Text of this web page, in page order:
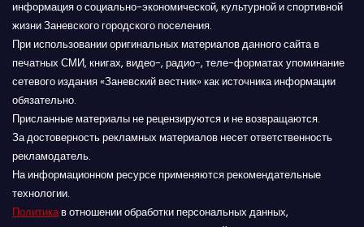
информация о социально-экономической, культурной и спортивной
жизни Заневского городского поселения.
При использовании оригинальных материалов данного сайта в
печатных СМИ, книгах, видео-, радио-, теле-форматах упоминание
сетевого издания «Заневский вестник» как источника информации
обязательно.
Присланные материалы не рецензируются и не возвращаются.
За достоверность рекламных материалов несет ответственность
рекламодатель.
На информационном ресурсе применяются рекомендательные
технологии.
Политикав отношении обработки персональных данных,